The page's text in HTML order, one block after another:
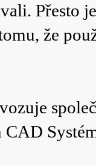
Přesto
že